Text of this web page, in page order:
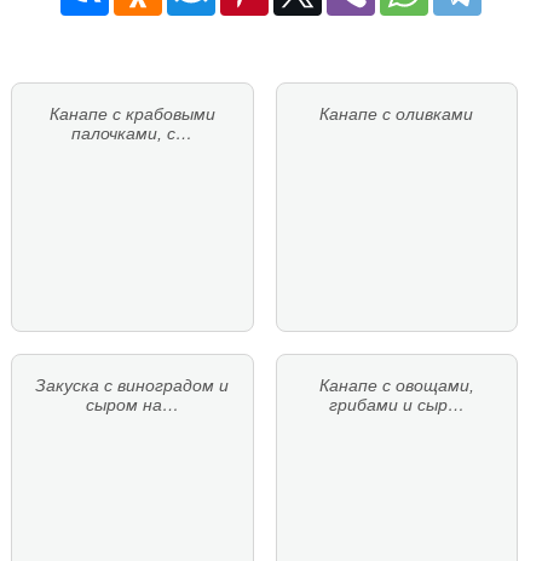
Канапе с крабовыми
палочками, с…
Канапе с оливками
Закуска с виноградом и
сыром на…
Канапе с овощами,
грибами и сыр…